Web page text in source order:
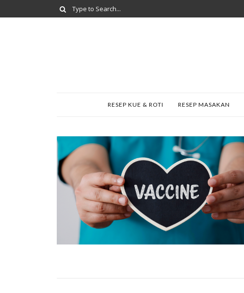
RESEP KUE & ROTI RESEP MASAKAN